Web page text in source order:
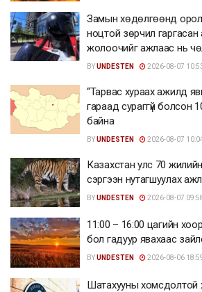
Замын хөдөлгөөнд
ноцтой зөрчил
жолоочийг ажлаас нь
BYUNDESTEN 2026-08-07
“Тарвас хураах ажилд
гараад сураггүй болсон
байна
BYUNDESTEN 2026-08-07
Казахстан улс 70
сэргээн нутагшуулах
BYUNDESTEN 2026-08-07
11:00 – 16:00 цагийн
бол гадуур явахаас
BYUNDESTEN 2026-08-06
Шатахууны хомсдолтой